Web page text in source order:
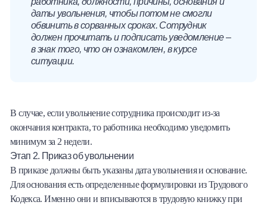
даты увольнения, чтобы потом не смогли
обвинить в сорванных сроках. Сотрудник
должен прочитать и подписать уведомление –
в знак того, что он ознакомлен, в курсе
ситуации.
В случае, если увольнение сотрудника происходит из-за
окончания контракта, то работника необходимо уведомить
минимум за 2 недели.
Этап 2. Приказ об увольнении
В приказе должны быть указаны дата увольнения и основание.
Для основания есть определенные формулировки из Трудового
Кодекса. Именно они и вписываются в трудовую книжку при